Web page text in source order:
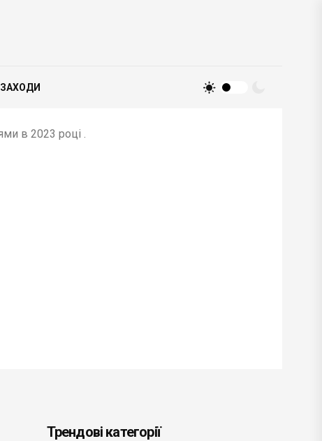
ЗАХОДИ
в 2023 році .
Трендові категорії